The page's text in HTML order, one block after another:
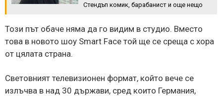
Стендъп комик, барабанист и още нещо
Този път обаче няма да го видим в студио. Вместо
това в новото шоу Smart Face той ще се среща с хора
от цялата страна.
Световният телевизионен формат, който вече се
излъчва в над 30 държави, сред които Германия,